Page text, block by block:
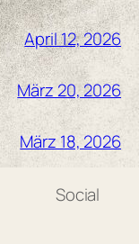
April 12, 2026
März 20, 2026
März 18, 2026
Social